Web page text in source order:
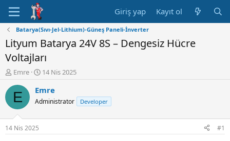
Giriş yap Kayıt ol
Batarya(Sıvı-Jel-Lithium)-Güneş Paneli-İnverter
Lityum Batarya 24V 8S – Dengesiz Hücre
Voltajları
K
n
u
y
u
B
a
Emre
B
ş
l
n
ı
14 Nis 2025
E Emre
Administrator Developer
14 Nis 2025 #1